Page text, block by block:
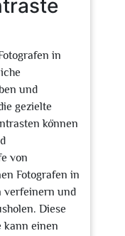
in
und
gezielte
können
von
Fotografen in
verfeinern und
Diese
kann einen